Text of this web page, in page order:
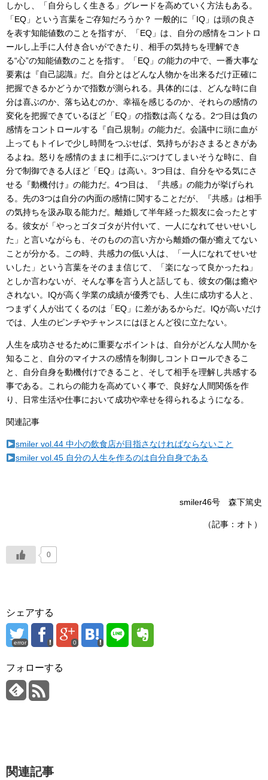
しかし、「自分らしく生きる」グレードを高めていく方法もある。
「EQ」という言葉をご存知だろうか？ 一般的に「IQ」は頭の良さ
を表す知能値数のことを指すが、「EQ」は、自分の感情をコントロ
ールし上手に人付き合いができたり、相手の気持ちを理解でき
る“心”の知能値数のことを指す。「EQ」の能力の中で、一番大事な
要素は『自己認識』だ。自分とはどんな人物かを出来るだけ正確に
把握できるかどうかで指数が測られる。具体的には、どんな時に自
分は喜ぶのか、落ち込むのか、幸福を感じるのか、それらの感情の
変化を把握できているほど「EQ」の指数は高くなる。2つ目は負の
感情をコントロールする『自己規制』の能力だ。会議中に頭に血が
上ってもトイレで少し時間をつぶせば、気持ちがおさまるときがあ
るよね。怒りを感情のままに相手にぶつけてしまいそうな時に、自
分で制御できる人ほど「EQ」は高い。3つ目は、自分をやる気にさ
せる『動機付け』の能力だ。4つ目は、『共感』の能力が挙げられ
る。先の3つは自分の内面の感情に関することだが、『共感』は相手
の気持ちを汲み取る能力だ。離婚して半年経った親友に会ったとす
る。彼女が「やっとゴタゴタが片付いて、一人になれてせいせいし
た」と言いながらも、そのものの言い方から離婚の傷が癒えてない
ことが分かる。この時、共感力の低い人は、「一人になれてせいせ
いした」という言葉をそのまま信じて、「楽になって良かったね」
としか言わないが、そんな事を言う人と話しても、彼女の傷は癒や
されない。IQが高く学業の成績が優秀でも、人生に成功する人と、
つまずく人が出てくるのは「EQ」に差があるからだ。IQが高いだけ
では、人生のピンチやチャンスにはほとんど役に立たない。
人生を成功させるために重要なポイントは、自分がどんな人間かを
知ること、自分のマイナスの感情を制御しコントロールできるこ
と、自分自身を動機付けできること、そして相手を理解し共感する
事である。これらの能力を高めていく事で、良好な人間関係を作
り、日常生活や仕事において成功や幸せを得られるようになる。
関連記事
smiler vol.44 中小の飲食店が目指さなければならないこと
smiler vol.45 自分の人生を作るのは自分自身である
smiler46号 森下篤史
（記事：オト）
0
シェアする
error 0
フォローする
関連記事